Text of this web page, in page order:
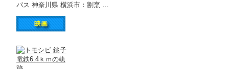
パス 神奈川県 横浜市：割烹 …